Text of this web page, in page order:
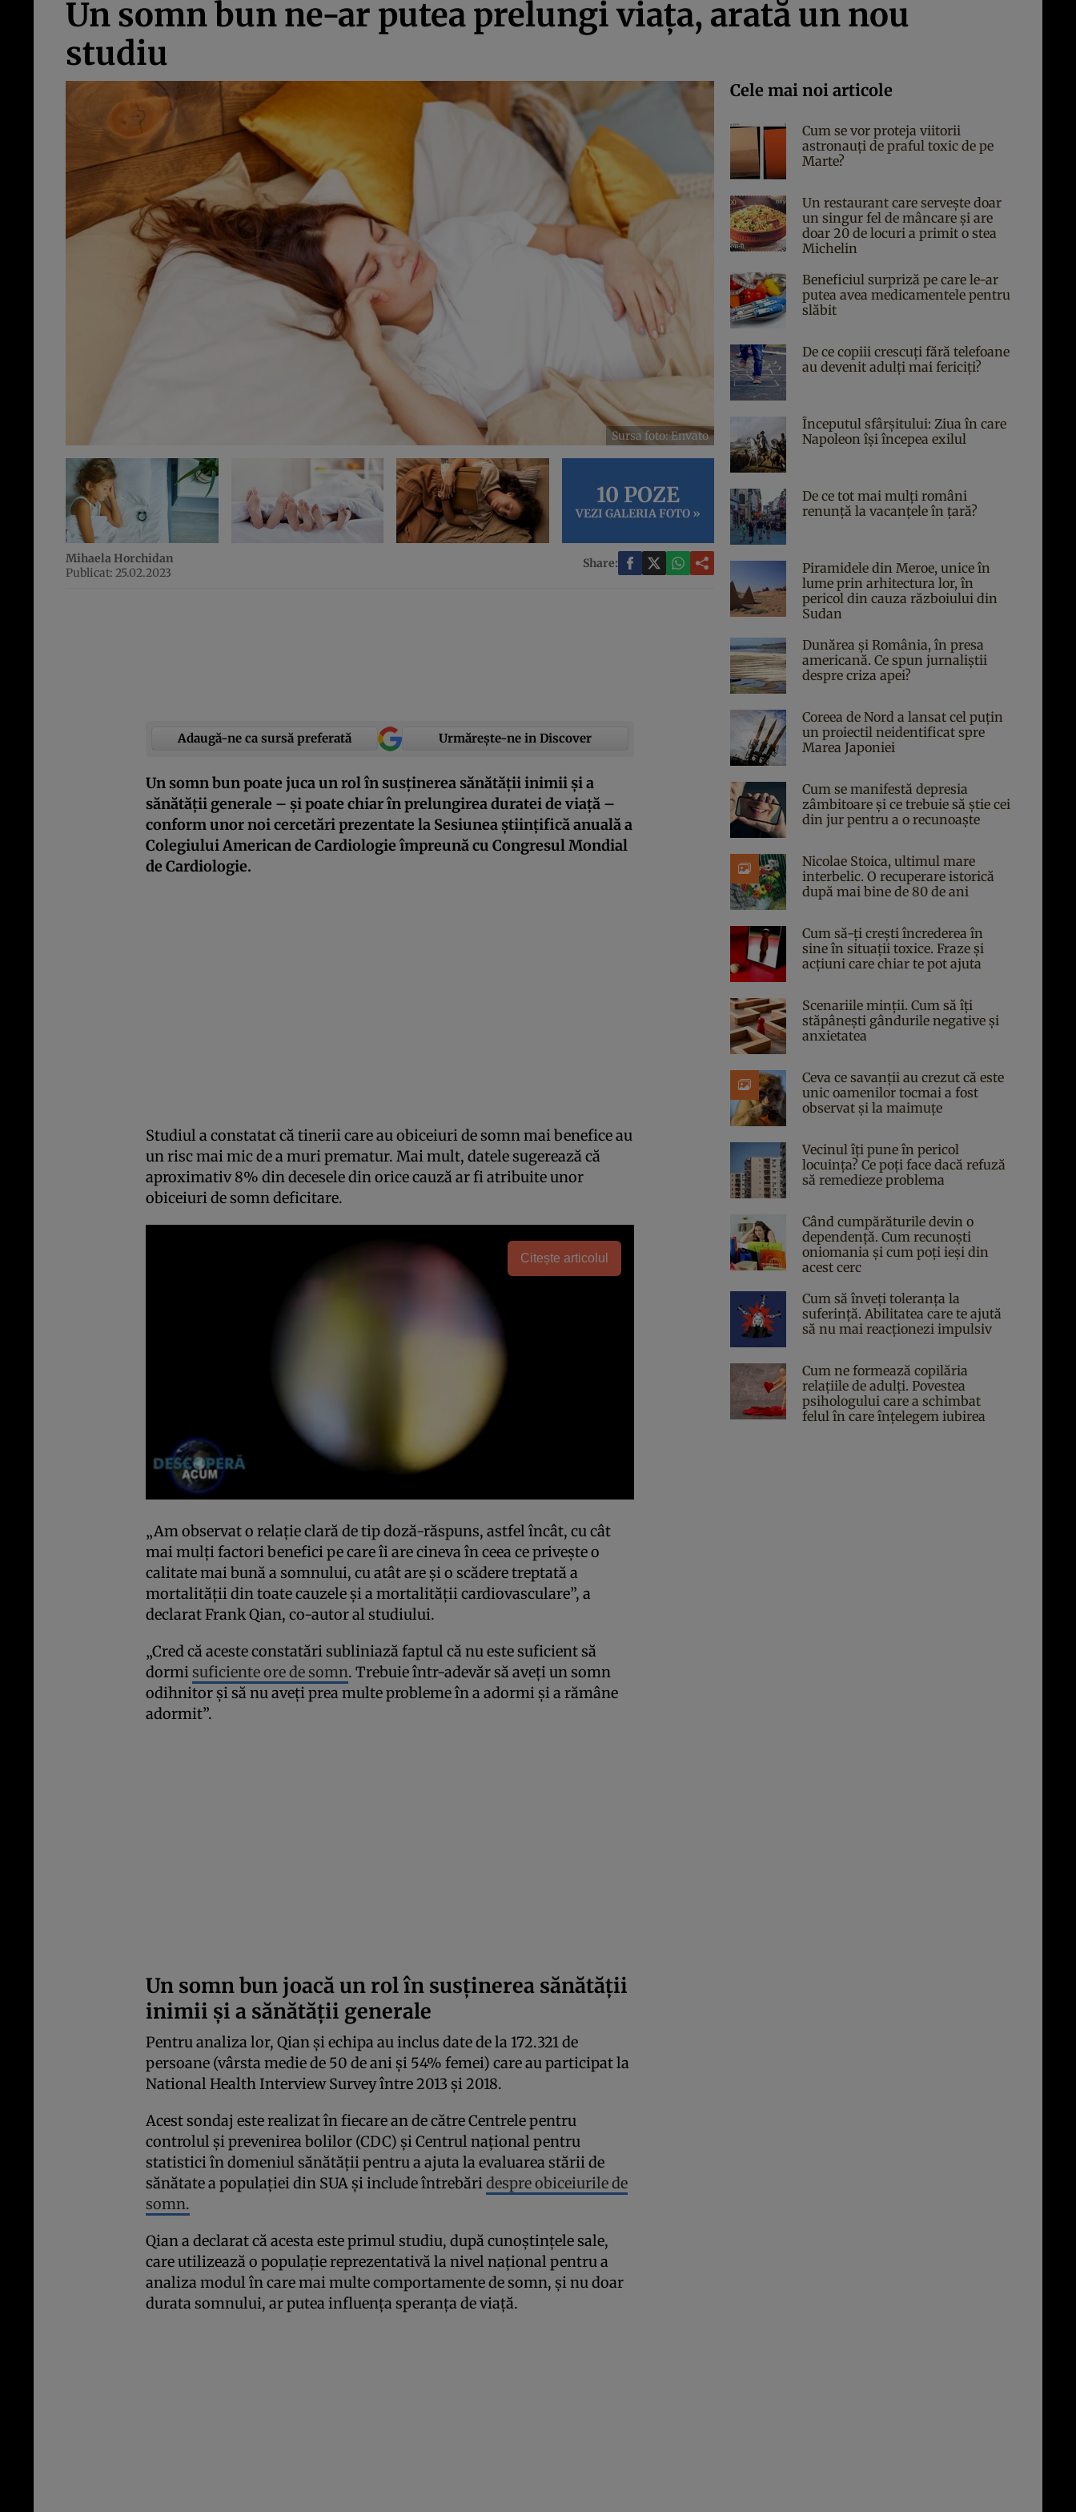
Un somn bun ne-ar putea prelungi viața, arată un nou
studiu
Sursa foto: Envato
10 POZE
VEZI GALERIA FOTO »
Mihaela Horchidan
Publicat: 25.02.2023
Share:
Adaugă-ne ca sursă preferată Urmărește-ne in Discover
Un somn bun poate juca un rol în susținerea sănătății inimii și a
sănătății generale – și poate chiar în prelungirea duratei de viață –
conform unor noi cercetări prezentate la Sesiunea științifică anuală a
Colegiului American de Cardiologie împreună cu Congresul Mondial
de Cardiologie.
Studiul a constatat că tinerii care au obiceiuri de somn mai benefice au
un risc mai mic de a muri prematur. Mai mult, datele sugerează că
aproximativ 8% din decesele din orice cauză ar fi atribuite unor
obiceiuri de somn deficitare.
Citește articolul
„Am observat o relație clară de tip doză-răspuns, astfel încât, cu cât
mai mulți factori benefici pe care îi are cineva în ceea ce privește o
calitate mai bună a somnului, cu atât are și o scădere treptată a
mortalității din toate cauzele și a mortalității cardiovasculare”, a
declarat Frank Qian, co-autor al studiului.
„Cred că aceste constatări subliniază faptul că nu este suficient să
dormi suficiente ore de somn. Trebuie într-adevăr să aveți un somn
odihnitor și să nu aveți prea multe probleme în a adormi și a rămâne
adormit”.
Un somn bun joacă un rol în susținerea sănătății
inimii și a sănătății generale
Pentru analiza lor, Qian și echipa au inclus date de la 172.321 de
persoane (vârsta medie de 50 de ani și 54% femei) care au participat la
National Health Interview Survey între 2013 și 2018.
Acest sondaj este realizat în fiecare an de către Centrele pentru
controlul și prevenirea bolilor (CDC) și Centrul național pentru
statistici în domeniul sănătății pentru a ajuta la evaluarea stării de
sănătate a populației din SUA și include întrebăridespre obiceiurile de
somn.
Qian a declarat că acesta este primul studiu, după cunoștințele sale,
care utilizează o populație reprezentativă la nivel național pentru a
analiza modul în care mai multe comportamente de somn, și nu doar
durata somnului, ar putea influența speranța de viață.
Cele mai noi articole
Cum se vor proteja viitorii
astronauți de praful toxic de pe
Marte?
Un restaurant care servește doar
un singur fel de mâncare și are
doar 20 de locuri a primit o stea
Michelin
Beneficiul surpriză pe care le-ar
putea avea medicamentele pentru
slăbit
De ce copiii crescuți fără telefoane
au devenit adulți mai fericiți?
Începutul sfârşitului: Ziua în care
Napoleon îşi începea exilul
De ce tot mai mulți români
renunță la vacanțele în țară?
Piramidele din Meroe, unice în
lume prin arhitectura lor, în
pericol din cauza războiului din
Sudan
Dunărea și România, în presa
americană. Ce spun jurnaliștii
despre criza apei?
Coreea de Nord a lansat cel puțin
un proiectil neidentificat spre
Marea Japoniei
Cum se manifestă depresia
zâmbitoare și ce trebuie să știe cei
din jur pentru a o recunoaște
Nicolae Stoica, ultimul mare
interbelic. O recuperare istorică
după mai bine de 80 de ani
Cum să-ți crești încrederea în
sine în situații toxice. Fraze și
acțiuni care chiar te pot ajuta
Scenariile minții. Cum să îți
stăpânești gândurile negative și
anxietatea
Ceva ce savanții au crezut că este
unic oamenilor tocmai a fost
observat și la maimuțe
Vecinul îți pune în pericol
locuința? Ce poți face dacă refuză
să remedieze problema
Când cumpărăturile devin o
dependență. Cum recunoști
oniomania și cum poți ieși din
acest cerc
Cum să înveți toleranța la
suferință. Abilitatea care te ajută
să nu mai reacționezi impulsiv
Cum ne formează copilăria
relațiile de adulți. Povestea
psihologului care a schimbat
felul în care înțelegem iubirea